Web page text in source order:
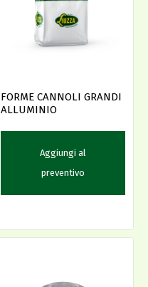
FORME CANNOLI GRANDI
ALLUMINIO
Aggiungi al
preventivo